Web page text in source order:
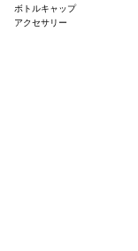
2017/01/01
ボトルキャップ
アクセサリー